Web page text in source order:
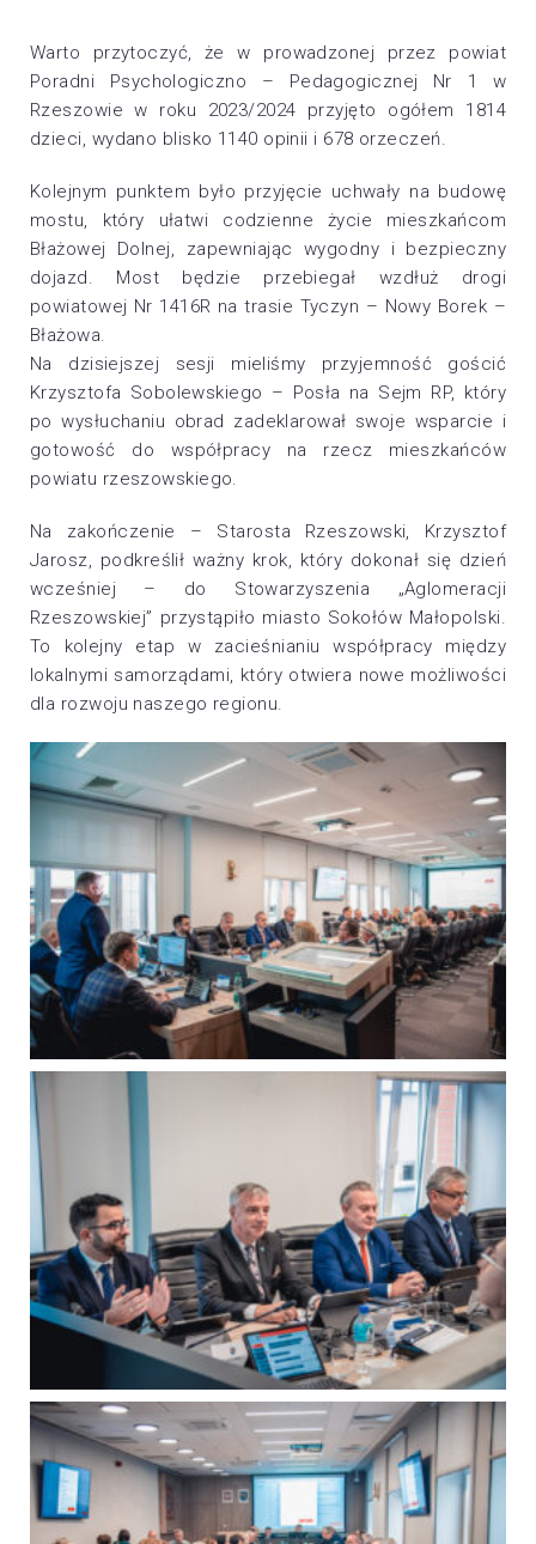
Warto przytoczyć, że w prowadzonej przez powiat
Poradni Psychologiczno – Pedagogicznej Nr 1 w
Rzeszowie w roku 2023/2024 przyjęto ogółem 1814
dzieci, wydano blisko 1140 opinii i 678 orzeczeń.
Kolejnym punktem było przyjęcie uchwały na budowę
mostu, który ułatwi codzienne życie mieszkańcom
Błażowej Dolnej, zapewniając wygodny i bezpieczny
dojazd. Most będzie przebiegał wzdłuż drogi
powiatowej Nr 1416R na trasie Tyczyn – Nowy Borek –
Błażowa.
Na dzisiejszej sesji mieliśmy przyjemność gościć
Krzysztofa Sobolewskiego – Posła na Sejm RP, który
po wysłuchaniu obrad zadeklarował swoje wsparcie i
gotowość do współpracy na rzecz mieszkańców
powiatu rzeszowskiego.
Na zakończenie – Starosta Rzeszowski, Krzysztof
Jarosz, podkreślił ważny krok, który dokonał się dzień
wcześniej – do Stowarzyszenia „Aglomeracji
Rzeszowskiej” przystąpiło miasto Sokołów Małopolski.
To kolejny etap w zacieśnianiu współpracy między
lokalnymi samorządami, który otwiera nowe możliwości
dla rozwoju naszego regionu.